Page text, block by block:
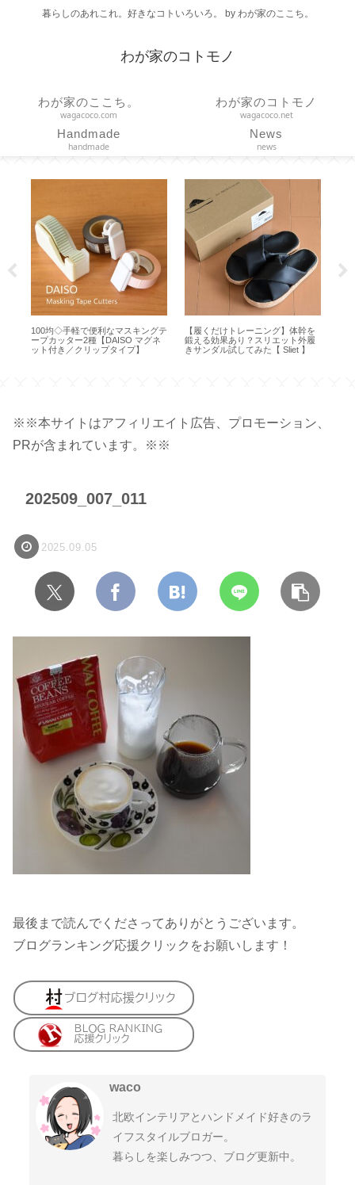
暮らしのあれこれ。好きなコトいろいろ。 by わが家のここち。
わが家のコトモノ
わが家のここち。
wagacoco.com
わが家のコトモノ
wagacoco.net
Handmade
handmade
News
news
100均◇手軽で便利なマスキングテ
ープカッター2種【DAISO マグネ
ット付き／クリップタイプ】
【履くだけトレーニング】体幹を
鍛える効果あり？スリエット外履
きサンダル試してみた【 Sliet 】
※※本サイトはアフィリエイト広告、プロモーション、
PRが含まれています。※※
202509_007_011
2025.09.05
最後まで読んでくださってありがとうございます。
ブログランキング応援クリックをお願いします！
waco
北欧インテリアとハンドメイド好きのラ
イフスタイルブロガー。
暮らしを楽しみつつ、ブログ更新中。